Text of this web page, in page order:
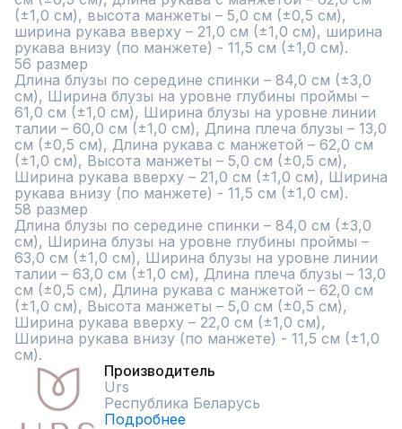
(±1,0 см), высота манжеты – 5,0 см (±0,5 см),
ширина рукава вверху – 21,0 см (±1,0 см), ширина
рукава внизу (по манжете) - 11,5 см (±1,0 см).
56 размер
Длина блузы по середине спинки – 84,0 см (±3,0
см), Ширина блузы на уровне глубины проймы –
61,0 см (±1,0 см), Ширина блузы на уровне линии
талии – 60,0 см (±1,0 см), Длина плеча блузы – 13,0
см (±0,5 см), Длина рукава с манжетой – 62,0 см
(±1,0 см), Высота манжеты – 5,0 см (±0,5 см),
Ширина рукава вверху – 21,0 см (±1,0 см), Ширина
рукава внизу (по манжете) - 11,5 см (±1,0 см).
58 размер
Длина блузы по середине спинки – 84,0 см (±3,0
см), Ширина блузы на уровне глубины проймы –
63,0 см (±1,0 см), Ширина блузы на уровне линии
талии – 63,0 см (±1,0 см), Длина плеча блузы – 13,0
см (±0,5 см), Длина рукава с манжетой – 62,0 см
(±1,0 см), Высота манжеты – 5,0 см (±0,5 см),
Ширина рукава вверху – 22,0 см (±1,0 см),
Ширина рукава внизу (по манжете) - 11,5 см (±1,0
см).
Производитель
Urs
Республика Беларусь
Подробнее